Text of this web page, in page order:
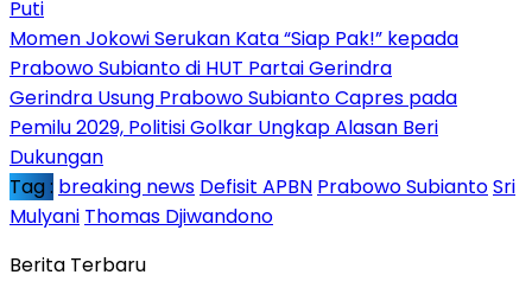
Puti
Momen Jokowi Serukan Kata “Siap Pak!” kepada
Prabowo Subianto di HUT Partai Gerindra
Gerindra Usung Prabowo Subianto Capres pada
Pemilu 2029, Politisi Golkar Ungkap Alasan Beri
Dukungan
Tag : breaking news Defisit APBN Prabowo SubiantoSri
Mulyani Thomas Djiwandono
Berita Terbaru